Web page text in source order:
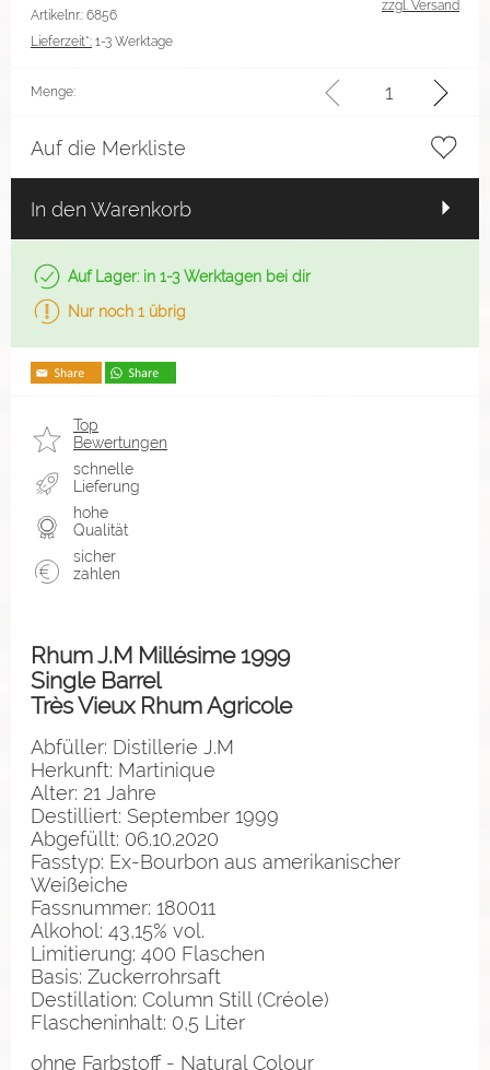
Artikelnr.: 6856
Lieferzeit*: 1-3 Werktage
zzgl. Versand
Menge:
Auf die Merkliste
In den Warenkorb
Auf Lager: in 1-3 Werktagen bei dir
Nur noch 1 übrig
Top
Bewertungen
schnelle
Lieferung
hohe
Qualität
sicher
zahlen
Rhum J.M Millésime 1999
Single Barrel
Très Vieux Rhum Agricole
Abfüller: Distillerie J.M
Herkunft: Martinique
Alter: 21 Jahre
Destilliert: September 1999
Abgefüllt: 06.10.2020
Fasstyp: Ex-Bourbon aus amerikanischer
Weißeiche
Fassnummer: 180011
Alkohol: 43,15% vol.
Limitierung: 400 Flaschen
Basis: Zuckerrohrsaft
Destillation: Column Still (Créole)
Flascheninhalt: 0,5 Liter
ohne Farbstoff - Natural Colour